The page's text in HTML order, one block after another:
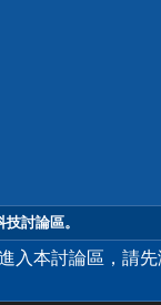
討論區。
入本討論區，請先